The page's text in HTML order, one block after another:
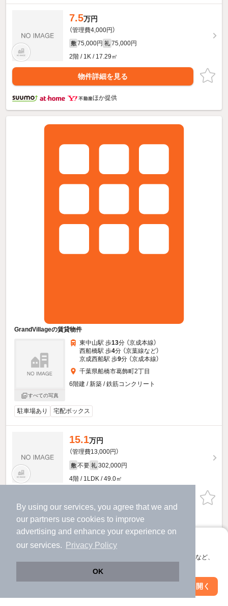
By using our services, you agree that we and
our partners use cookies to improve
advertising and enhance your experience on
our services.
Privacy Policy
OK
アプリに切り替えて、サクサクお部屋探し
会員登録なしですぐ使える。マップ検索やお気に入り保存など、
アプリを開く
7.5万円
（管理費4,000円）
敷 75,000円 礼 75,000円
2階 / 1K / 17.29㎡
物件詳細を見る
ほか提供
GrandVillageの賃貸物件
すべての写真
東中山駅 歩13分 （京成本線）
西船橋駅 歩4分 （京葉線など）
京成西船駅 歩9分 （京成本線）
千葉県船橋市葛飾町2丁目
6階建 / 新築 / 鉄筋コンクリート
駐車場あり 宅配ボックス
15.1万円
（管理費13,000円）
敷 不要 礼 302,000円
4階 / 1LDK / 49.0㎡
ほか提供
11.2万円
礼 168,000円
絞り込み条件を変更